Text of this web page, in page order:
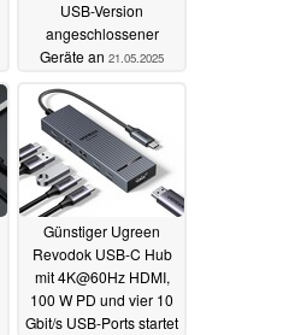
USB-Version
angeschlossener
Geräte an 21.05.2025
Günstiger Ugreen
Revodok USB-C Hub
mit 4K@60Hz HDMI,
100 W PD und vier 10
Gbit/s USB-Ports startet